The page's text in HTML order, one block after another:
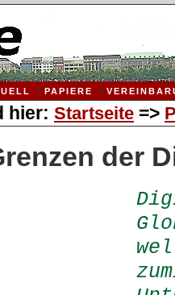
PAPIERE
hier: Startseite =>
der